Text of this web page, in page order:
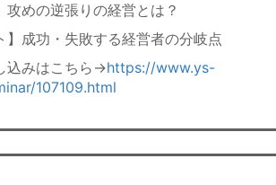
攻めの逆張りの経営とは？
】成功・失敗する経営者の分岐点
込みはこちら→https://www.ys-
107109.html